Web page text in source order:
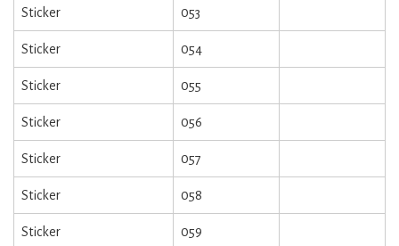
Sticker 053
Sticker 054
Sticker 055
Sticker 056
Sticker 057
Sticker 058
Sticker 059